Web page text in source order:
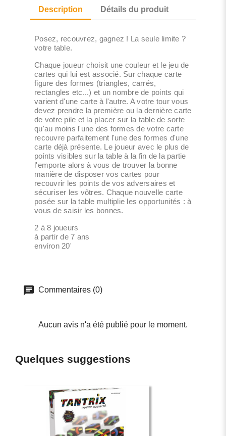
Description Détails du produit
Posez, recouvrez, gagnez ! La seule limite ?
votre table.
Chaque joueur choisit une couleur et le jeu de
cartes qui lui est associé. Sur chaque carte
figure des formes (triangles, carrés,
rectangles etc...) et un nombre de points qui
varient d'une carte à l'autre. A votre tour vous
devez prendre la première ou la dernière carte
de votre pile et la placer sur la table de sorte
qu'au moins l'une des formes de votre carte
recouvre parfaitement l'une des formes d'une
carte déjà présente. Le joueur avec le plus de
points visibles sur la table à la fin de la partie
l'emporte alors à vous de trouver la bonne
manière de disposer vos cartes pour
recouvrir les points de vos adversaires et
sécuriser les vôtres. Chaque nouvelle carte
posée sur la table multiplie les opportunités : à
vous de saisir les bonnes.
2 à 8 joueurs
à partir de 7 ans
environ 20'
Commentaires (0)
Aucun avis n'a été publié pour le moment.
Quelques suggestions